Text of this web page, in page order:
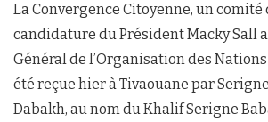
La Convergence Citoyenne, un comité
candidature du Président Macky Sall
Général de l’Organisation des
été reçue hier à Tivaouane par
Dabakh, au nom du Khalif Serigne